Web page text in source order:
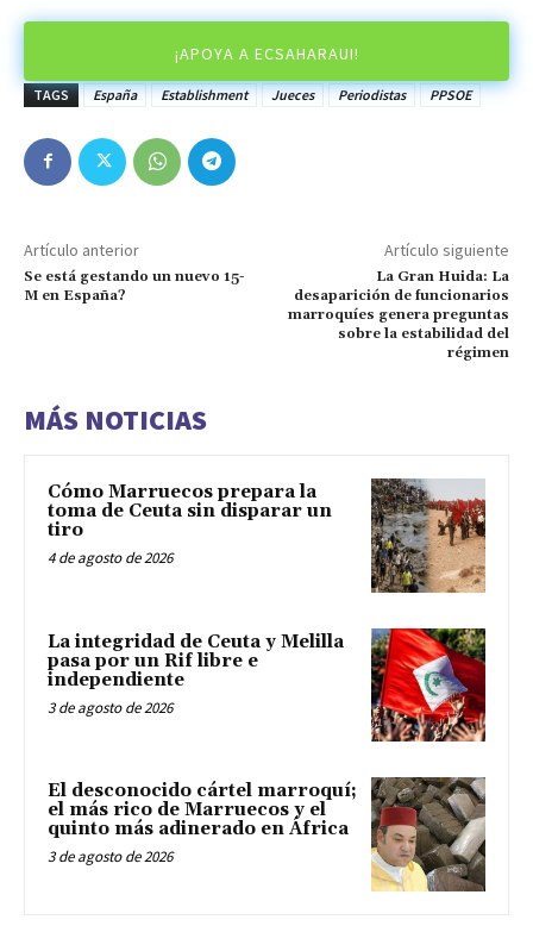
¡APOYA A ECSAHARAUI!
TAGS España Establishment Jueces Periodistas PPSOE
Artículo anterior
Se está gestando un nuevo 15-
M en España?
Artículo siguiente
La Gran Huida: La
desaparición de funcionarios
marroquíes genera preguntas
sobre la estabilidad del
régimen
MÁS NOTICIAS
Cómo Marruecos prepara la
toma de Ceuta sin disparar un
tiro
4 de agosto de 2026
La integridad de Ceuta y Melilla
pasa por un Rif libre e
independiente
3 de agosto de 2026
El desconocido cártel marroquí;
el más rico de Marruecos y el
quinto más adinerado en África
3 de agosto de 2026